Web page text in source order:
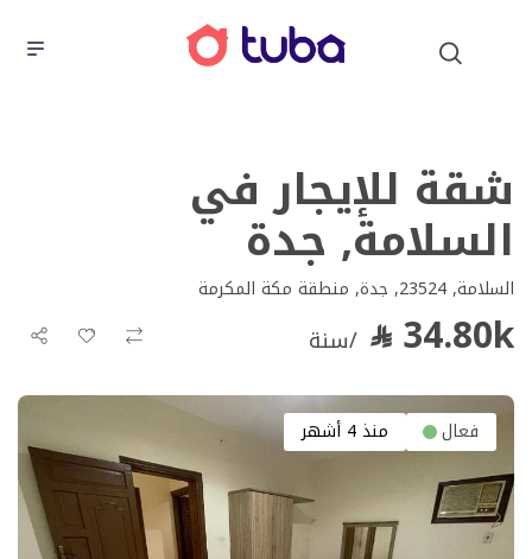
شقة للإيجار في
السلامة, جدة
السلامة, 23524, جدة, منطقة مكة المكرمة
34.80k /سنة
فعال منذ 4 أشهر